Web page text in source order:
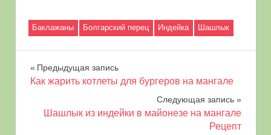
Баклажаны Болгарский перец Индейка Шашлык
Навигация
записям
Предыдущая запись
Как жарить котлеты для бургеров на мангале
Следующая запись
Шашлык из индейки в майонезе на мангале
Рецепт